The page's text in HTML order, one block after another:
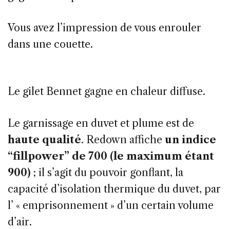
Vous avez l’impression de vous enrouler
dans une couette.
Le gilet Bennet gagne en chaleur diffuse.
Le garnissage en duvet et plume est de
haute qualité. Redown affiche un indice
“fillpower” de 700 (le maximum étant
900) ; il s’agit du pouvoir gonflant, la
capacité d’isolation thermique du duvet, par
l’ « emprisonnement » d’un certain volume
d’air.